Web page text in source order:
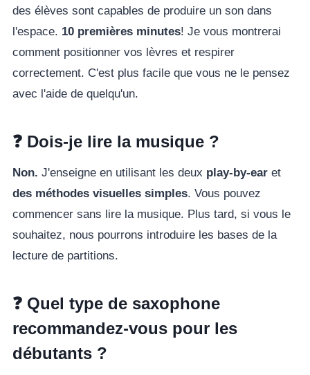
des élèves sont capables de produire un son dans
l'espace. 10 premières minutes! Je vous montrerai
comment positionner vos lèvres et respirer
correctement. C'est plus facile que vous ne le pensez
avec l'aide de quelqu'un.
❓ Dois-je lire la musique ?
Non. J'enseigne en utilisant les deux play-by-ear et
des méthodes visuelles simples. Vous pouvez
commencer sans lire la musique. Plus tard, si vous le
souhaitez, nous pourrons introduire les bases de la
lecture de partitions.
❓ Quel type de saxophone
recommandez-vous pour les
débutants ?